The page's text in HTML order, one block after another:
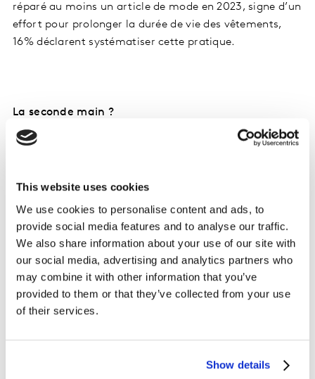
This website uses cookies
We use cookies to personalise content and ads, to
provide social media features and to analyse our traffic.
We also share information about your use of our site with
our social media, advertising and analytics partners who
may combine it with other information that you’ve
provided to them or that they’ve collected from your use
of their services.
Show details
réparé au moins un article de mode en 2023, signe d’un
effort pour prolonger la durée de vie des vêtements,
16% déclarent systématiser cette pratique.
La seconde main ?
Le marché de la seconde main représente aujourd’hui
mais est amené à grossir avec 23% des Français qui
projettent d’acheter de la mode d’occasion à l’avenir.
Une alternative de consommation qui devrait se
pérenniser, les Français envisageant d'acheter des
articles de meilleure qualité dans le futur.